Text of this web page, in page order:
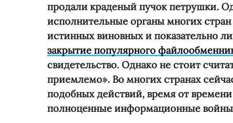
продали краденый пучок петрушки.
исполнительные органы многих
истинных виновных и показательно
закрытие популярного
свидетельство. Однако не стоит
приемлемо». Во многих странах
подобных действий, время от
полноценные информационные